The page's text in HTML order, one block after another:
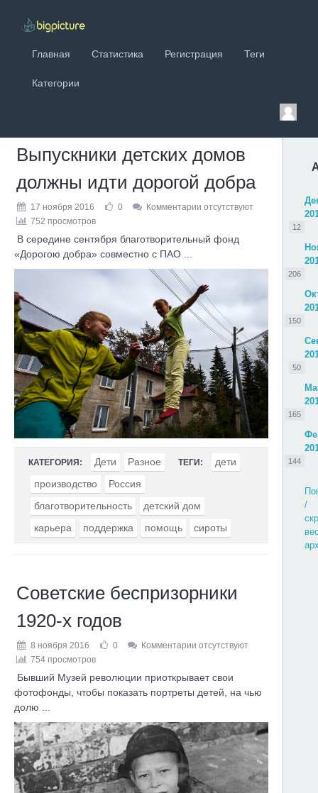
Главная Статистика Регистрация Теги
Категории
12
206
150
50
165
144
/
Выпускники детских домов
должны идти дорогой добра
17 ноября 2016 0
Комментарии отсутствуют
752 просмотров
В середине сентября благотворительный фонд
«Дорогою добра» совместно с ПАО ...
КАТЕГОРИЯ: Дети Разное ТЕГИ:
дети
производство
Россия
благотворительность
детский дом
карьера
поддержка помощь сироты
Советские беспризорники
1920-х годов
8 ноября 2016 0
Комментарии отсутствуют
754 просмотров
Бывший Музей революции приоткрывает свои
фотофонды, чтобы показать портреты детей, на чью
долю ...